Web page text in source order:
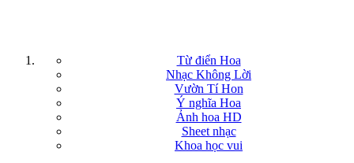
Từ điển Hoa
Nhạc Không Lời
Vườn Tí Hon
Ý nghĩa Hoa
Ảnh hoa HD
Sheet nhạc
Khoa học vui